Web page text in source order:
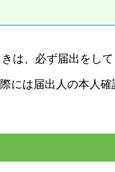
は、必ず届出をして
は届出人の本人確